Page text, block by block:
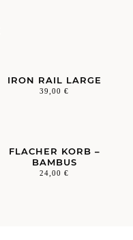
IRON RAIL LARGE
39,00 €
FLACHER KORB –
BAMBUS
24,00 €